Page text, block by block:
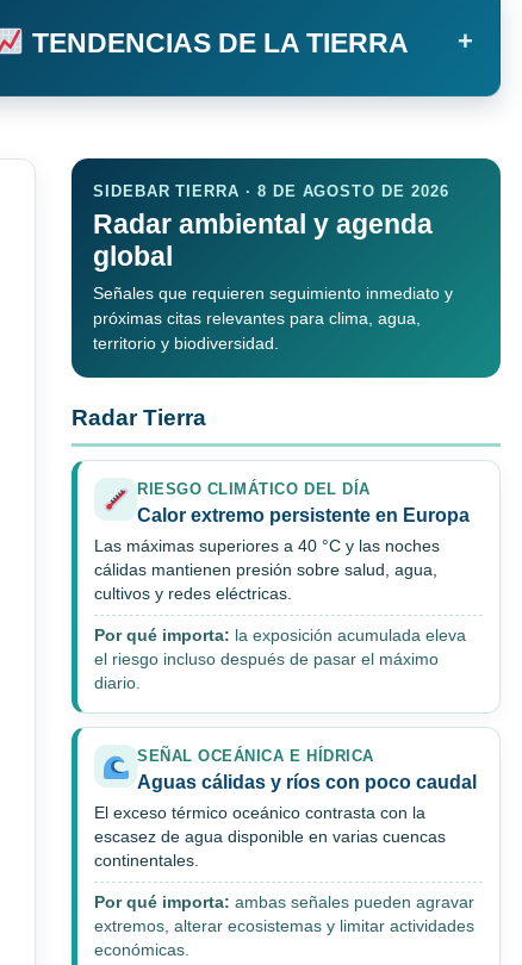
TENDENCIAS DE LA TIERRA +
SIDEBAR TIERRA · 8 DE AGOSTO DE 2026
Radar ambiental y agenda
global
Señales que requieren seguimiento inmediato y
próximas citas relevantes para clima, agua,
territorio y biodiversidad.
Radar Tierra
RIESGO CLIMÁTICO DEL DÍA
Calor extremo persistente en Europa
Las máximas superiores a 40 °C y las noches
cálidas mantienen presión sobre salud, agua,
cultivos y redes eléctricas.
Por qué importa: la exposición acumulada eleva
el riesgo incluso después de pasar el máximo
diario.
SEÑAL OCEÁNICA E HÍDRICA
Aguas cálidas y ríos con poco caudal
El exceso térmico oceánico contrasta con la
escasez de agua disponible en varias cuencas
continentales.
Por qué importa: ambas señales pueden agravar
extremos, alterar ecosistemas y limitar actividades
económicas.